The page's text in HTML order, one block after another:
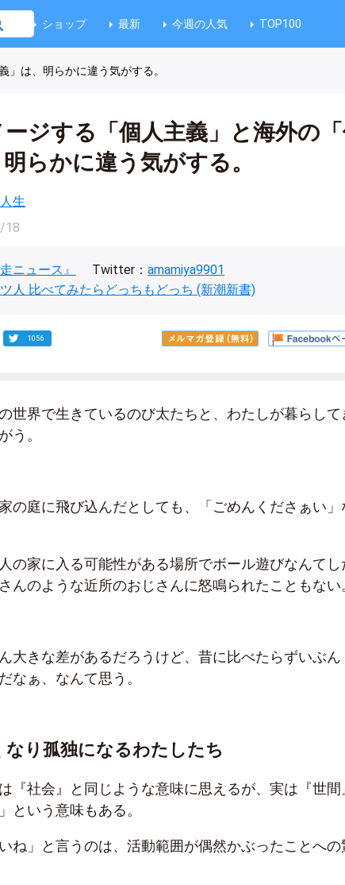
ショップ 最新 今週の人気 TOP100
」は、明らかに違う気がする。
ージする「個人主義」と海外の
らかに違う気がする。
人生
18
ニュース』 Twitter： amamiya9901
人 比べてみたらどっちもどっち (新潮新書)
1056
世界で生きているのび太たちと、わたしが暮らして
う。
の庭に飛び込んだとしても、「ごめんくださぁい」
の家に入る可能性がある場所でボール遊びなんてし
んのような近所のおじさんに怒鳴られたこともない
大きな差があるだろうけど、昔に比べたらずいぶん
なぁ、なんて思う。
なり孤独になるわたしたち
『社会』と同じような意味に思えるが、実は『世間
という意味もある。
ね」と言うのは、活動範囲が偶然かぶったことへの